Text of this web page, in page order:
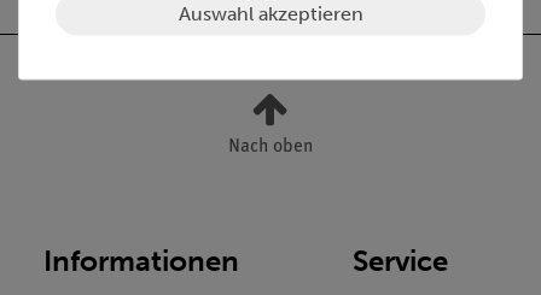
Nach oben
Informationen Service
Auswahl akzeptieren